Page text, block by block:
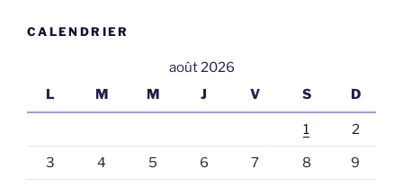
CALENDRIER
août 2026
L
M M J V S D
1 2
3 4 5 6 7 8 9